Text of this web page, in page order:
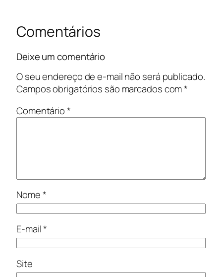
Comentários
Deixe um comentário
O seu endereço de e-mail não será publicado.
Campos obrigatórios são marcados com*
Comentário*
Nome*
E-mail*
Site